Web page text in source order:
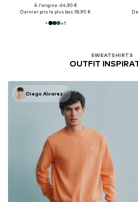
À l'origine : 64,90 €
Dernier prix le plus bas :18,90 €
+1
SWEATSHIRTS
OUTFIT
Diego Alvarez